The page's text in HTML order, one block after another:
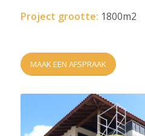
Project grootte: 1800m2
MAAK EEN AFSPRAAK